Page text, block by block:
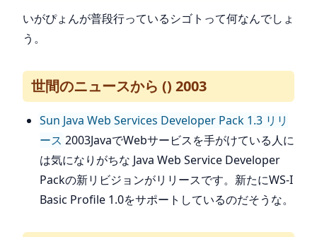
いがぴょんが普段行っているシゴトって何なんでしょ
う。
世間のニュースから () 2003
Sun Java Web Services Developer Pack 1.3 リリ
ース 2003JavaでWebサービスを手がけている人に
は気になりがちな Java Web Service Developer
Packの新リビジョンがリリースです。新たにWS-I
Basic Profile 1.0をサポートしているのだそうな。